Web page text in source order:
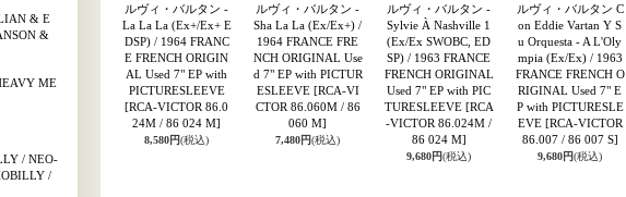
& E
&
ME
/ NEO-
/
ルヴィ・バルタン -
La La La (Ex+/Ex+ E
DSP) / 1964 FRANC
E FRENCH ORIGIN
AL Used 7" EP with
PICTURESLEEVE
[RCA-VICTOR 86.0
24M / 86 024 M]
8,580円(税込)
ルヴィ・バルタン -
Sha La La (Ex/Ex+) /
1964 FRANCE FRE
NCH ORIGINAL Use
d 7" EP with PICTUR
ESLEEVE [RCA-VI
CTOR 86.060M / 86
060 M]
7,480円(税込)
ルヴィ・バルタン -
Sylvie À Nashville 1
(Ex/Ex SWOBC, ED
SP) / 1963 FRANCE
FRENCH ORIGINAL
Used 7" EP with PIC
TURESLEEVE [RCA
-VICTOR 86.024M /
86 024 M]
9,680円(税込)
ルヴィ・バルタン C
on Eddie Vartan Y S
u Orquesta - A L'Oly
mpia (Ex/Ex) / 1963
FRANCE FRENCH O
RIGINAL Used 7" E
P with PICTURESLE
EVE [RCA-VICTOR
86.007 / 86 007 S]
9,680円(税込)